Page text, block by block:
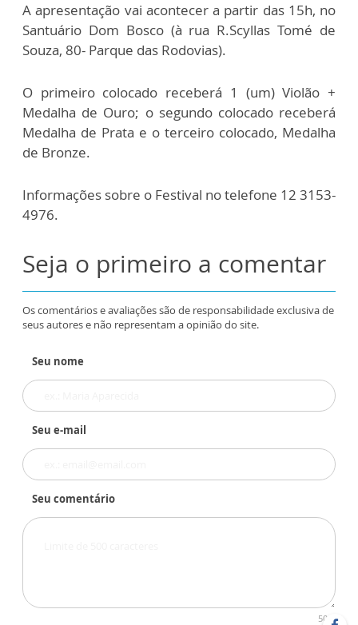
A apresentação vai acontecer a partir das 15h, no
Santuário Dom Bosco (à rua R.Scyllas Tomé de
Souza, 80- Parque das Rodovias).
O primeiro colocado receberá 1 (um) Violão +
Medalha de Ouro; o segundo colocado receberá
Medalha de Prata e o terceiro colocado, Medalha
de Bronze.
Informações sobre o Festival no telefone 12 3153-
4976.
Seja o primeiro a comentar
Os comentários e avaliações são de responsabilidade exclusiva de
seus autores e não representam a opinião do site.
Seu nome
Seu e-mail
Seu comentário
500